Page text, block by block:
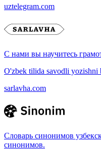
uztelegram.com
С нами вы научитесь
O'zbek tilida savodli yozishni
sarlavha.com
Словарь синонимов
синонимов.